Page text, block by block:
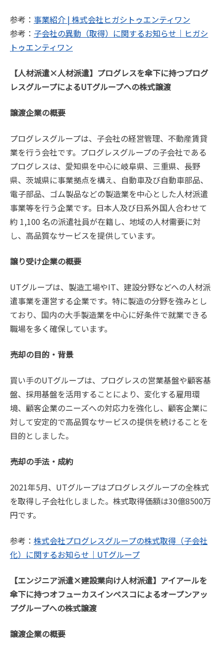
参考： 事業紹介 | 株式会社ヒガシトゥエンティワン
参考： 子会社の異動（取得）に関するお知らせ｜ヒガシ
トゥエンティワン
【人材派遣×人材派遣】プログレスを傘下に持つプログ
レスグループによるUTグループへの株式譲渡
譲渡企業の概要
プログレスグループは、子会社の経営管理、不動産賃貸
業を行う会社です。プログレスグループの子会社である
プログレスは、愛知県を中心に岐阜県、三重県、長野
県、茨城県に事業拠点を構え、自動車及び自動車部品、
電子部品、ゴム製品などの製造業を中心とした人材派遣
事業等を行う企業です。日本人及び日系外国人合わせて
約 1,100 名の派遣社員が在籍し、地域の人材需要に対
し、高品質なサービスを提供しています。
譲り受け企業の概要
UTグループは、製造工場やIT、建設分野などへの人材派
遣事業を運営する企業です。特に製造の分野を強みとし
ており、国内の大手製造業を中心に好条件で就業できる
職場を多く確保しています。
売却の目的・背景
買い手のUTグループは、プログレスの営業基盤や顧客基
盤、採用基盤を活用することにより、変化する雇用環
境、顧客企業のニーズへの対応力を強化し、顧客企業に
対して安定的で高品質なサービスの提供を続けることを
目的としました。
売却の手法・成約
2021年5月、UTグループはプログレスグループの全株式
を取得し子会社化しました。株式取得価額は30億8500万
円です。
参考： 株式会社プログレスグループの株式取得（子会社
化）に関するお知らせ｜UTグループ
【エンジニア派遣×建設業向け人材派遣】アイアールを
傘下に持つオフューカスインベスコによるオープンアッ
プグループへの株式譲渡
譲渡企業の概要